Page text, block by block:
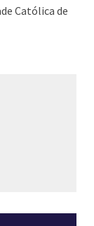
Católica de